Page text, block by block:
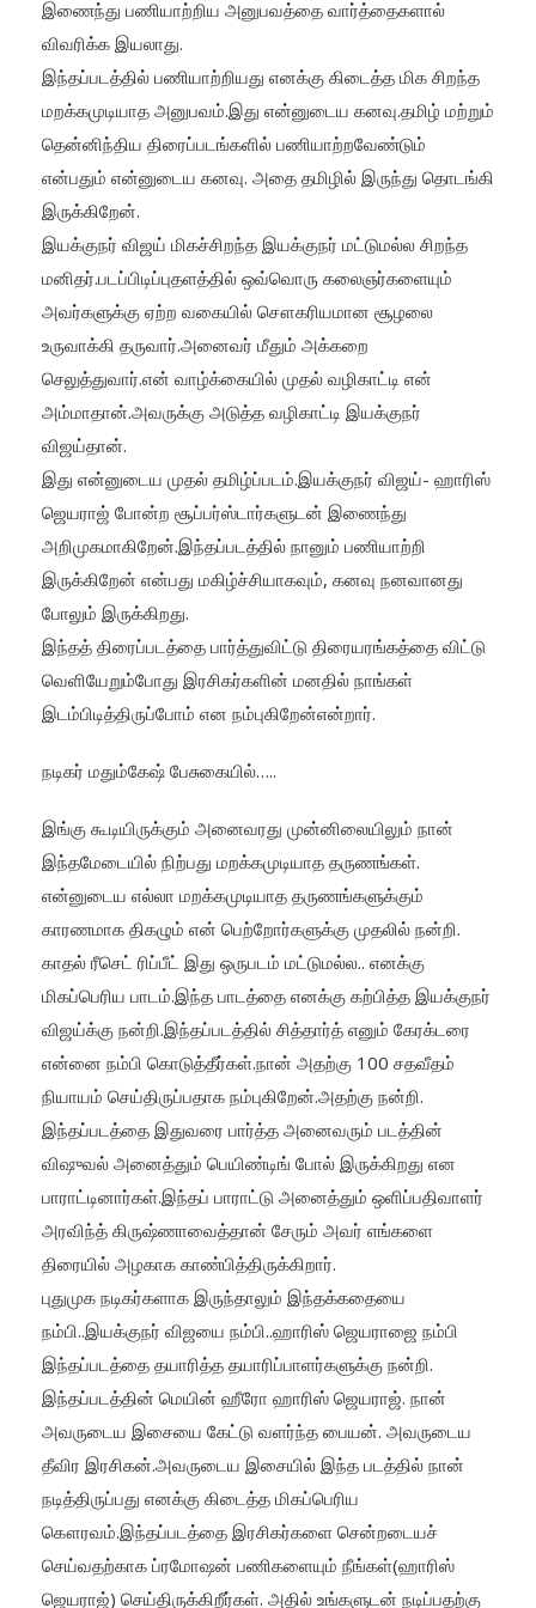
இணைந்து பணியாற்றிய அனுபவத்தை வார்த்தைகளால்
விவரிக்க இயலாது.
இந்தப்படத்தில் பணியாற்றியது எனக்கு கிடைத்த மிக சிறந்த
மறக்கமுடியாத அனுபவம்.இது என்னுடைய கனவு.தமிழ் மற்றும்
தென்னிந்திய திரைப்படங்களில் பணியாற்றவேண்டும்
என்பதும் என்னுடைய கனவு. அதை தமிழில் இருந்து தொடங்கி
இருக்கிறேன்.
இயக்குநர் விஜய் மிகச்சிறந்த இயக்குநர் மட்டுமல்ல சிறந்த
மனிதர்.படப்பிடிப்புதளத்தில் ஒவ்வொரு கலைஞர்களையும்
அவர்களுக்கு ஏற்ற வகையில் சௌகரியமான சூழலை
உருவாக்கி தருவார்.அனைவர் மீதும் அக்கறை
செலுத்துவார்.என் வாழ்க்கையில் முதல் வழிகாட்டி என்
அம்மாதான்.அவருக்கு அடுத்த வழிகாட்டி இயக்குநர்
விஜய்தான்.
இது என்னுடைய முதல் தமிழ்ப்படம்.இயக்குநர் விஜய்- ஹாரிஸ்
ஜெயராஜ் போன்ற சூப்பர்ஸ்டார்களுடன் இணைந்து
அறிமுகமாகிறேன்.இந்தப்படத்தில் நானும் பணியாற்றி
இருக்கிறேன் என்பது மகிழ்ச்சியாகவும், கனவு நனவானது
போலும் இருக்கிறது.
இந்தத் திரைப்படத்தை பார்த்துவிட்டு திரையரங்கத்தை விட்டு
வெளியேறும்போது இரசிகர்களின் மனதில் நாங்கள்
இடம்பிடித்திருப்போம் என நம்புகிறேன்என்றார்.
நடிகர் மதும்கேஷ் பேசுகையில்…..
இங்கு கூடியிருக்கும் அனைவரது முன்னிலையிலும் நான்
இந்தமேடையில் நிற்பது மறக்கமுடியாத தருணங்கள்.
என்னுடைய எல்லா மறக்கமுடியாத தருணங்களுக்கும்
காரணமாக திகழும் என் பெற்றோர்களுக்கு முதலில் நன்றி.
காதல் ரீசெட் ரிப்பீட் இது ஒருபடம் மட்டுமல்ல.. எனக்கு
மிகப்பெரிய பாடம்.இந்த பாடத்தை எனக்கு கற்பித்த இயக்குநர்
விஜய்க்கு நன்றி.இந்தப்படத்தில் சித்தார்த் எனும் கேரக்டரை
என்னை நம்பி கொடுத்தீர்கள்.நான் அதற்கு 100 சதவீதம்
நியாயம் செய்திருப்பதாக நம்புகிறேன்.அதற்கு நன்றி.
இந்தப்படத்தை இதுவரை பார்த்த அனைவரும் படத்தின்
விஷுவல் அனைத்தும் பெயிண்டிங் போல் இருக்கிறது என
பாராட்டினார்கள்.இந்தப் பாராட்டு அனைத்தும் ஒளிப்பதிவாளர்
அரவிந்த் கிருஷ்ணாவைத்தான் சேரும் அவர் எங்களை
திரையில் அழகாக காண்பித்திருக்கிறார்.
புதுமுக நடிகர்களாக இருந்தாலும் இந்தக்கதையை
நம்பி..இயக்குநர் விஜயை நம்பி..ஹாரிஸ் ஜெயராஜை நம்பி
இந்தப்படத்தை தயாரித்த தயாரிப்பாளர்களுக்கு நன்றி.
இந்தப்படத்தின் மெயின் ஹீரோ ஹாரிஸ் ஜெயராஜ். நான்
அவருடைய இசையை கேட்டு வளர்ந்த பையன். அவருடைய
தீவிர இரசிகன்.அவருடைய இசையில் இந்த படத்தில் நான்
நடித்திருப்பது எனக்கு கிடைத்த மிகப்பெரிய
கௌரவம்.இந்தப்படத்தை இரசிகர்களை சென்றடையச்
செய்வதற்காக ப்ரமோஷன் பணிகளையும் நீங்கள்(ஹாரிஸ்
ஜெயராஜ்) செய்திருக்கிறீர்கள். அதில் உங்களுடன் நடிப்பதற்கு